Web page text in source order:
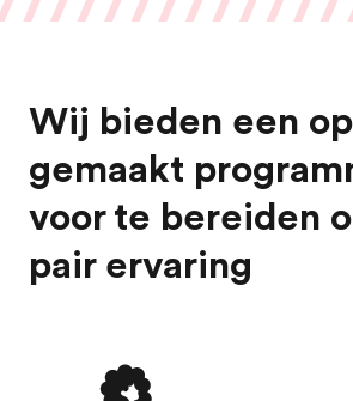
Wij bieden een
gemaakt
voor te bereiden
pair ervaring